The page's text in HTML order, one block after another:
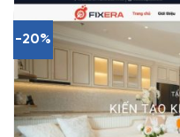
-20%